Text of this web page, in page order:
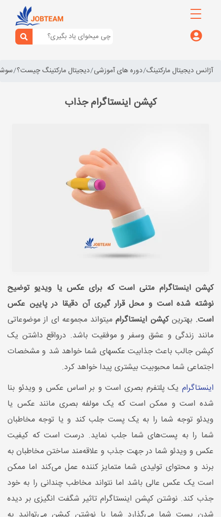
آژانس دیجیتال مارکتینگ دوره های آموزشی دیجیتال مارکتینگ چیست؟
کپشن اینستاگرام جذاب
کپشن اینستاگرام متنی است که برای عکس یا ویدیو توضیح
نوشته شده است و محل قرار گیری آن دقیقا در پایین عکس
است.بهترینکپشن اینستاگراممیتواند مجموعه ای از موضوعاتی
مانند زندگی و عشق وسفر و موفقیت باشد. درواقع داشتن یک
کپشن جالب باعث جذابیت عکسهای شما خواهد شد و مشخصات
اجتماعی شما محبوبیت بیشتری پیدا خواهد کرد.
اینستاگرام یک پلتفرم بصری است و بر اساس عکس و ویدئو بنا
شده است و ممکن است که یک مولفه بصری مانند عکس یا
ویدئو توجه شما را به یک پست جلب کند و یا توجه مخاطبان
شما را به پست‌های شما جلب نماید. درست است که کیفیت
عکس و ویدئو شما در جهت جذب و علاقه‌مند ساختن مخاطبان به
برند و محتوای تولیدی شما متمایز کننده عمل می‌کند اما ممکن
است یک عکس عالی باشد اما نتواند مخاطب چندانی را به خود
جذب کند. نوشتن کپشن اینستاگرام تاثیر شگفت انگیزی بر دیده